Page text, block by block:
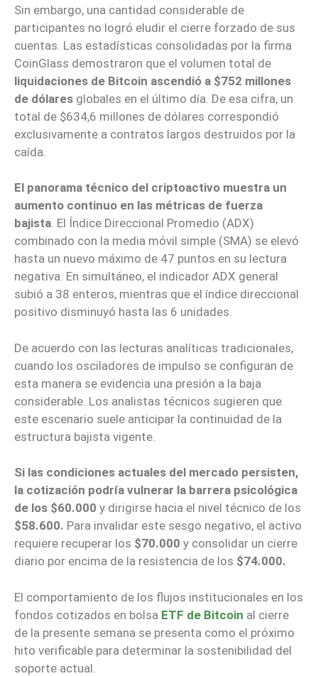
Sin embargo, una cantidad considerable de
participantes no logró eludir el cierre forzado de sus
cuentas. Las estadísticas consolidadas por la firma
CoinGlass demostraron que el volumen total de
liquidaciones de Bitcoin ascendió a $752 millones
de dólares globales en el último día. De esa cifra, un
total de $634,6 millones de dólares correspondió
exclusivamente a contratos largos destruidos por la
caída.
El panorama técnico del criptoactivo muestra un
aumento continuo en las métricas de fuerza
bajista. El Índice Direccional Promedio (ADX)
combinado con la media móvil simple (SMA) se elevó
hasta un nuevo máximo de 47 puntos en su lectura
negativa. En simultáneo, el indicador ADX general
subió a 38 enteros, mientras que el índice direccional
positivo disminuyó hasta las 6 unidades.
De acuerdo con las lecturas analíticas tradicionales,
cuando los osciladores de impulso se configuran de
esta manera se evidencia una presión a la baja
considerable. Los analistas técnicos sugieren que
este escenario suele anticipar la continuidad de la
estructura bajista vigente.
Si las condiciones actuales del mercado persisten,
la cotización podría vulnerar la barrera psicológica
de los $60.000 y dirigirse hacia el nivel técnico de los
$58.600. Para invalidar este sesgo negativo, el activo
requiere recuperar los $70.000 y consolidar un cierre
diario por encima de la resistencia de los $74.000.
El comportamiento de los flujos institucionales en los
fondos cotizados en bolsa ETF de Bitcoin al cierre
de la presente semana se presenta como el próximo
hito verificable para determinar la sostenibilidad del
soporte actual.